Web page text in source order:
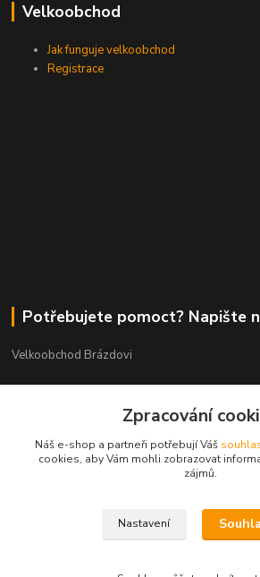
Velkoobchod
Jak funguje velkoobchod
Registrace
Potřebujete pomoct? Napište
Velkoobchod Brázdovi
+420 602 565 661
brazdovi@svicky-kameny.cz
Zpracování
Náš e-shop a partneři potřebují Váš
cookies, aby Vám mohli zobrazovat
zájmů.
Nastavení